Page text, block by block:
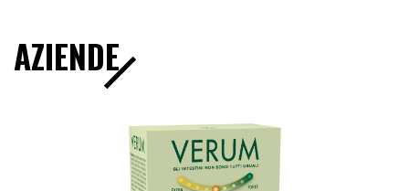
AZIENDE